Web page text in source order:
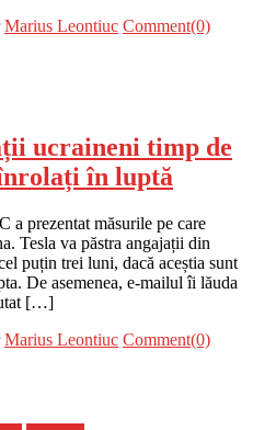
Marius Leontiuc Comment(0)
ucraineni timp de
în luptă
a prezentat măsurile pe care
Tesla va păstra angajații din
puțin trei luni, dacă aceștia sunt
De asemenea, e-mailul îi lăuda
[…]
Marius Leontiuc Comment(0)